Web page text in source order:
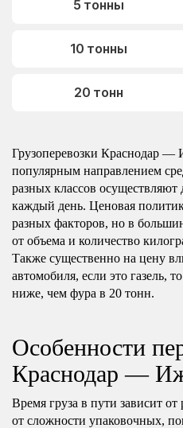
5 тонны
10 тонны
20 тонн
Грузоперевозки Краснодар —
популярным направлением
разных классов осуществляют
каждый день. Ценовая
разных факторов, но в
от объема и количество
Также существенно на цену
автомобиля, если это газель,
ниже, чем фура в 20 тонн.
Особенности
Краснодар —
Время груза в пути зависит
от сложности упаковочных,